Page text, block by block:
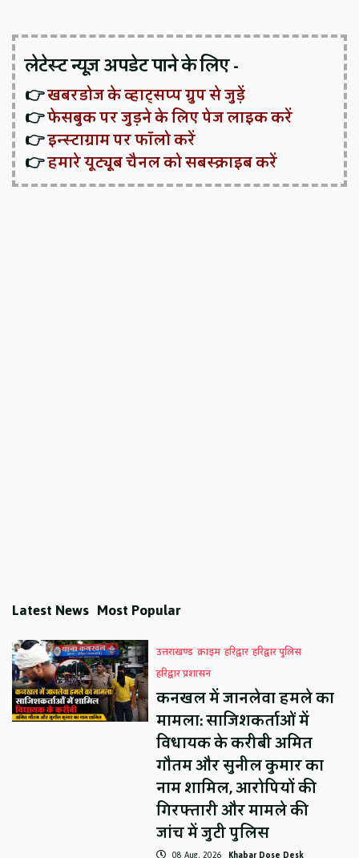
लेटेस्ट न्यूज़ अपडेट पाने के लिए -
👉खबरडोज के व्हाट्सप्प ग्रुप से जुड़ें
👉फेसबुक पर जुड़ने के लिए पेज लाइक करें
👉इन्स्टाग्राम पर फॉलो करें
👉हमारे यूट्यूब चैनल को सबस्क्राइब करें
Latest News Most Popular
उत्तराखण्ड क्राइम हरिद्वार हरिद्वार पुलिस
हरिद्वार प्रशासन
कनखल में जानलेवा हमले का
मामला: साजिशकर्ताओं में
विधायक के करीबी अमित
गौतम और सुनील कुमार का
नाम शामिल, आरोपियों की
गिरफ्तारी और मामले की
जांच में जुटी पुलिस